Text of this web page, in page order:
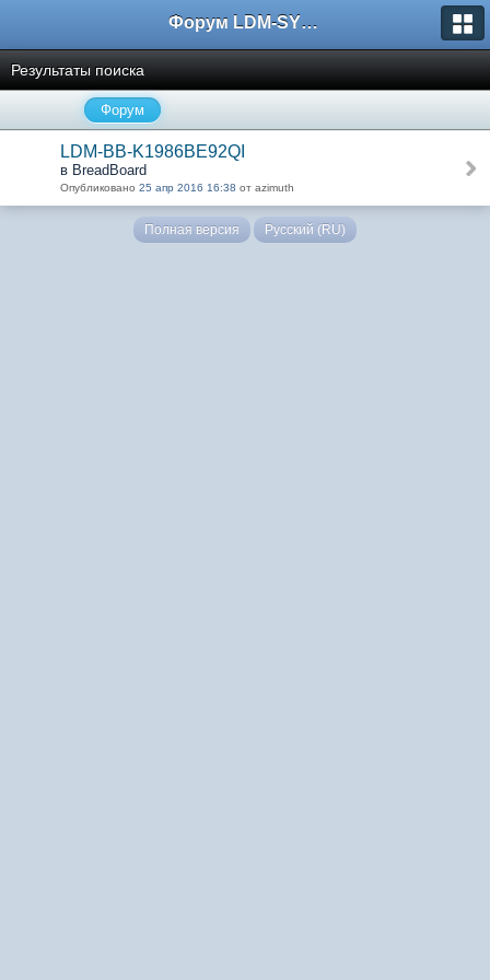
Форум LDM-SYSTEMS
Результаты поиска
Форум
LDM-BB-K1986BE92QI
в BreadBoard
Опубликовано 25 апр 2016 16:38 от azimuth
Полная версия Русский (RU)